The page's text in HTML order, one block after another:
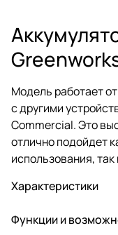
Модель работает
с другими
Commercial. Это
отлично подойдет
использования,
Характеристики
Функции и